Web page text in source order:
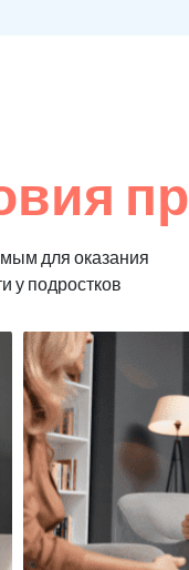
для оказания
у подростков